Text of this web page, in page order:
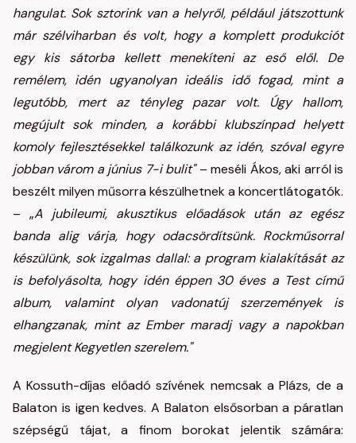
hangulat. Sok sztorink van a helyről, például játszottunk
már szélviharban és volt, hogy a komplett produkciót
egy kis sátorba kellett menekíteni az eső elől. De
remélem, idén ugyanolyan ideális idő fogad, mint a
legutóbb, mert az tényleg pazar volt. Úgy hallom,
megújult sok minden, a korábbi klubszínpad helyett
komoly fejlesztésekkel találkozunk az idén, szóval egyre
jobban várom a június 7-i bulit"– meséli Ákos, aki arról is
beszélt milyen műsorra készülhetnek a koncertlátogatók.
– „A jubileumi, akusztikus előadások után az egész
banda alig várja, hogy odacsördítsünk. Rockműsorral
készülünk, sok izgalmas dallal: a program kialakítását az
is befolyásolta, hogy idén éppen 30 éves a Test című
album, valamint olyan vadonatúj szerzemények is
elhangzanak, mint az Ember maradj vagy a napokban
megjelent Kegyetlen szerelem."
A Kossuth-díjas előadó szívének nemcsak a Plázs, de a
Balaton is igen kedves. A Balaton elsősorban a páratlan
szépségű tájat, a finom borokat jelentik számára: